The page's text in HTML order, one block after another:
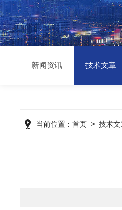
新闻资讯 技术文章
当前位置： 首页> 技术文